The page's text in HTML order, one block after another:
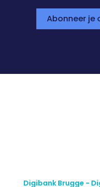
Abonneer je
Digibank Brugge -